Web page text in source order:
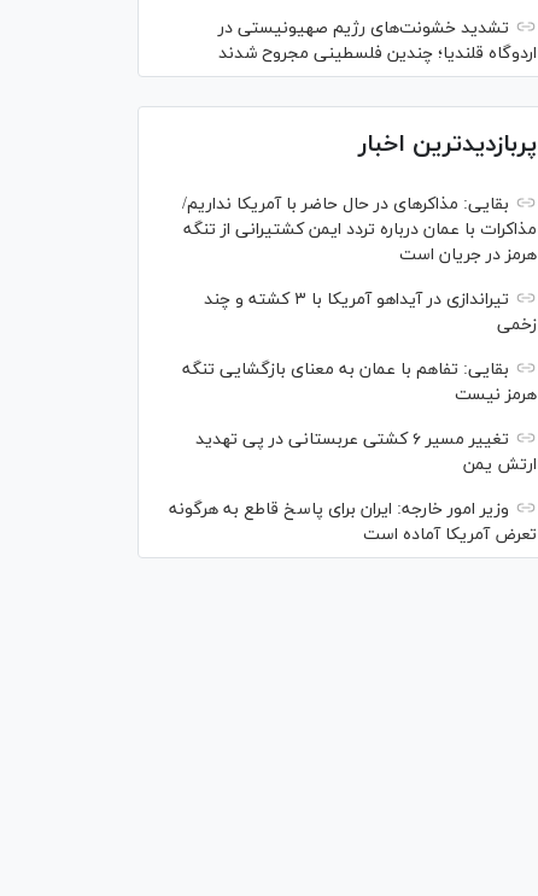
تشدید خشونت‌های رژیم صهیونیستی در
اردوگاه قلندیا؛ چندین فلسطینی مجروح شدند
پربازدیدترین اخبار
بقایی: مذاکره‎ای در حال حاضر با آمریکا نداریم/
مذاکرات با عمان درباره تردد ایمن کشتیرانی از تنگه
هرمز در جریان است
تیراندازی در آیداهو آمریکا با ۳ کشته و چند
زخمی
بقایی: تفاهم با عمان به معنای بازگشایی تنگه
هرمز نیست
تغییر مسیر ۶ کشتی عربستانی در پی تهدید
ارتش یمن
وزیر امور خارجه: ایران برای پاسخ قاطع به هرگونه
تعرض آمریکا آماده است